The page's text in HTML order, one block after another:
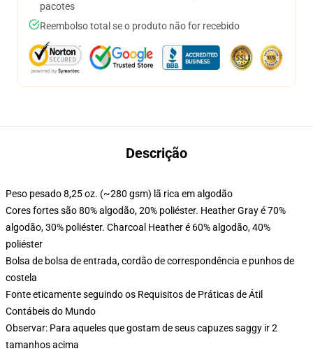
pacotes
Reembolso total se o produto não for recebido
Descrição
Peso pesado 8,25 oz. (~280 gsm) lã rica em algodão
Cores fortes são 80% algodão, 20% poliéster. Heather Gray é 70%
algodão, 30% poliéster. Charcoal Heather é 60% algodão, 40%
poliéster
Bolsa de bolsa de entrada, cordão de correspondência e punhos de
costela
Fonte eticamente seguindo os Requisitos de Práticas de Átil
Contábeis do Mundo
Observar: Para aqueles que gostam de seus capuzes saggy ir 2
tamanhos acima